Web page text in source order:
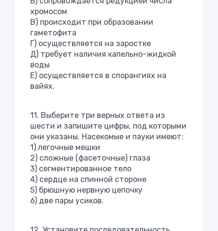
хромосом
В) происходит при образовании
гаметофита
Г) осуществляется на заростке
Д) требует наличия капельно-жидкой
воды
Е) осуществляется в спорангиях на
вайях.
11. Выберите три верных ответа из
шести и запишите цифры, под которыми
они указаны. Насекомые и пауки имеют:
1) легочные мешки
2) сложные (фасеточные) глаза
3) сегментированное тело
4) сердце на спинной стороне
5) брюшную нервную цепочку
6) две пары усиков.